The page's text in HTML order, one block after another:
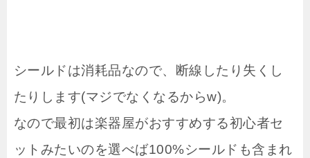
シールドは消耗品なので、断線したり失くし
たりします(マジでなくなるからw)。
なので最初は楽器屋がおすすめする初心者セ
ットみたいのを選べば100%シールドも含まれ